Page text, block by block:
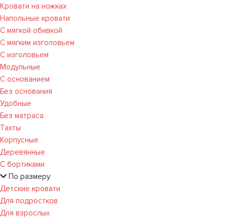
Кровати на ножках
Напольные кровати
С мягкой обивкой
С мягким изголовьем
С изголовьем
Модульные
С основанием
Без основания
Удобные
Без матраса
Тахты
Корпусные
Деревянные
С бортиками
По размеру
Детские кровати
Для подростков
Для взрослых